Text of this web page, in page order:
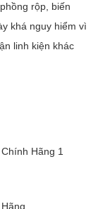
rộp, biến
khá nguy hiểm vì
linh kiện khác
sử dụng sai lầm
mặt khó thoát hơi
nếu kéo dài sẽ
Hãng 1